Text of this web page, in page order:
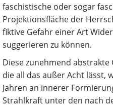
faschistische oder sogar
Projektionsfläche der
fiktive Gefahr einer Art
suggerieren zu können.
Diese zunehmend
die all das außer Acht lässt,
Jahren an innerer
Strahlkraft unter den nach